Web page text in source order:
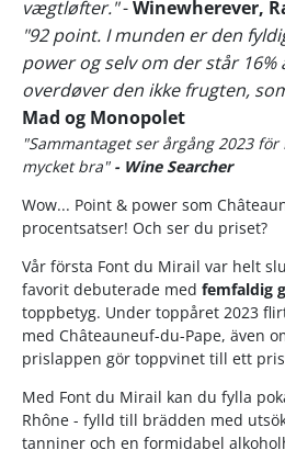
vægtløfter."-Winewherever,
"92 point. I munden er den
power og selv om der står 16%
overdøver den ikke frugten,
Mad og Monopolet
"Sammantaget ser årgång 2023
mycket bra" - Wine Searcher
Wow... Point & power som
procentsatser! Och ser du priset?
Vår första Font du Mirail var helt
favorit debuterade med femfaldig
toppbetyg. Under toppåret 2023
med Châteauneuf-du-Pape, även
prislappen gör toppvinet till ett
Med Font du Mirail kan du fylla
Rhône - fylld till brädden med
tanniner och en formidabel